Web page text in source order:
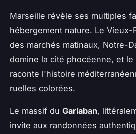
Marseille révèle ses multiples
hébergement nature. Le Vieux-
des marchés matinaux, Notre-
domine la cité phocéenne, et le
raconte l'histoire
ruelles colorées.
Le massif du Garlaban,
invite aux randonnées